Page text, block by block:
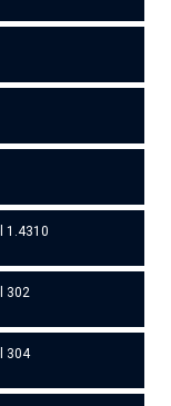
1.4310
302
304